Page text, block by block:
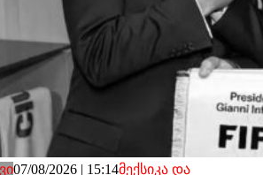
07/08/2026 | 15:14მექსიკა და